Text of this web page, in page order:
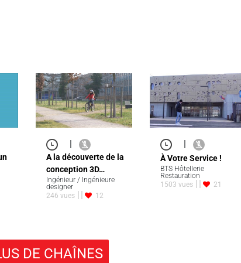
A la découverte de la
conception 3D…
Ingénieur / Ingénieure
designer
246 vues
12
À Votre Service !
BTS Hôtellerie
Restauration
1503 vues
21
DE CHAÎNES